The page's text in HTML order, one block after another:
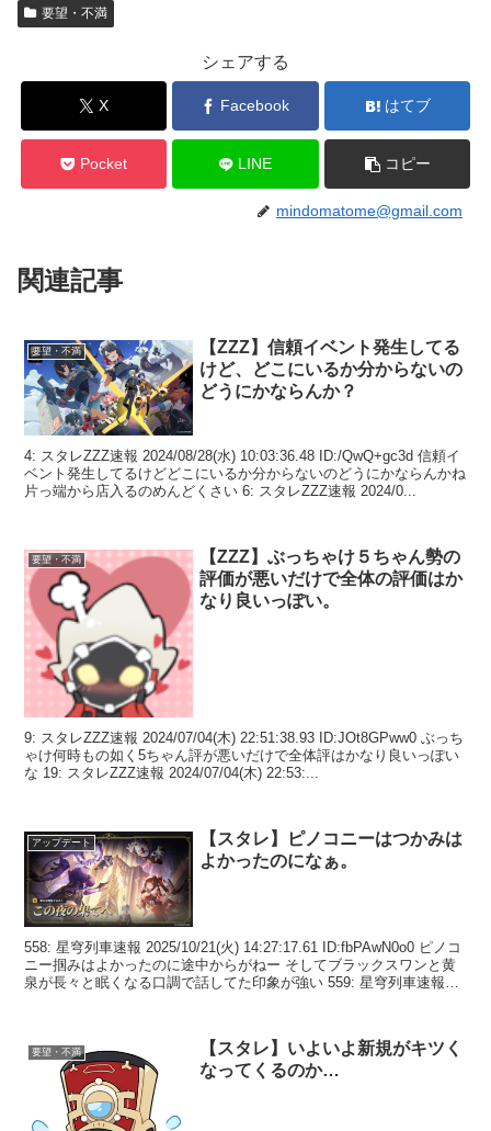
要望・不満
シェアする
X Facebook はてブ
Pocket LINE コピー
mindomatome@gmail.com
関連記事
要望・不満
【ZZZ】信頼イベント発生してる
けど、どこにいるか分からないの
どうにかならんか？
4: スタレZZZ速報 2024/08/28(水) 10:03:36.48 ID:/QwQ+gc3d 信頼イ
ベント発生してるけどどこにいるか分からないのどうにかならんかね
片っ端から店入るのめんどくさい 6: スタレZZZ速報 2024/0...
要望・不満
【ZZZ】ぶっちゃけ５ちゃん勢の
評価が悪いだけで全体の評価はか
なり良いっぽい。
9: スタレZZZ速報 2024/07/04(木) 22:51:38.93 ID:JOt8GPww0 ぶっち
ゃけ何時もの如く5ちゃん評が悪いだけで全体評はかなり良いっぽい
な 19: スタレZZZ速報 2024/07/04(木) 22:53:...
アップデート
【スタレ】ピノコニーはつかみは
よかったのになぁ。
558: 星穹列車速報 2025/10/21(火) 14:27:17.61 ID:fbPAwN0o0 ピノコ
ニー掴みはよかったのに途中からがねー そしてブラックスワンと黄
泉が長々と眠くなる口調で話してた印象が強い 559: 星穹列車速報
要望・不満
【スタレ】いよいよ新規がキツく
なってくるのか…